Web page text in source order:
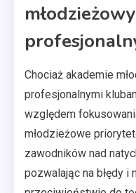
Chociaż akademie
profesjonalnymi
względem
młodzieżowe
zawodników nad
pozwalając na błędy i